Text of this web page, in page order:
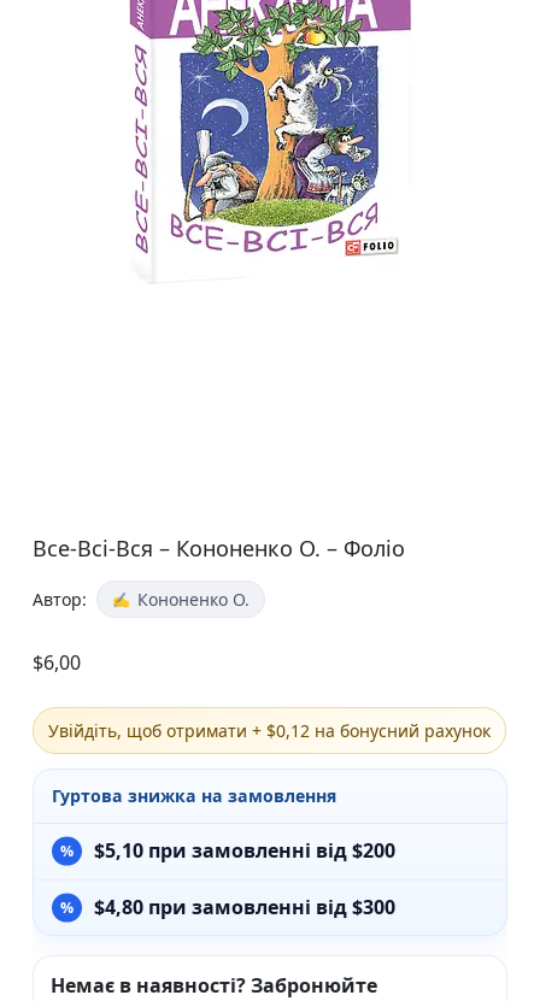
Все-Всi-Вся – Кононенко О. – Фоліо
Автор: Кононенко О.
$6,00
Увійдіть, щоб отримати + $0,12 на бонусний рахунок
Гуртова знижка на замовлення
$5,10 при замовленні від $200
$4,80 при замовленні від $300
Немає в наявності? Забронюйте